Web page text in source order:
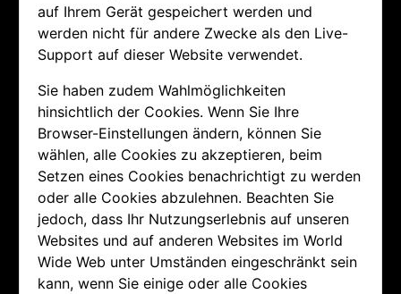
auf Ihrem Gerät gespeichert werden und
werden nicht für andere Zwecke als den Live-
Support auf dieser Website verwendet.
Sie haben zudem Wahlmöglichkeiten
hinsichtlich der Cookies. Wenn Sie Ihre
Browser-Einstellungen ändern, können Sie
wählen, alle Cookies zu akzeptieren, beim
Setzen eines Cookies benachrichtigt zu werden
oder alle Cookies abzulehnen. Beachten Sie
jedoch, dass Ihr Nutzungserlebnis auf unseren
Websites und auf anderen Websites im World
Wide Web unter Umständen eingeschränkt sein
kann, wenn Sie einige oder alle Cookies